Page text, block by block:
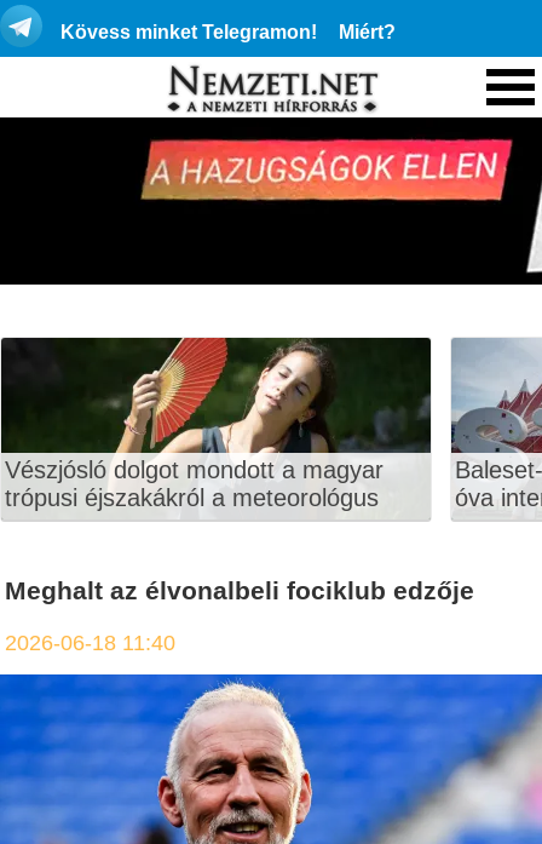
Kövess minket Telegramon! Miért?
Vészjósló dolgot mondott a magyar
trópusi éjszakákról a meteorológus
óva
Meghalt az élvonalbeli fociklub edzője
2026-06-18 11:40